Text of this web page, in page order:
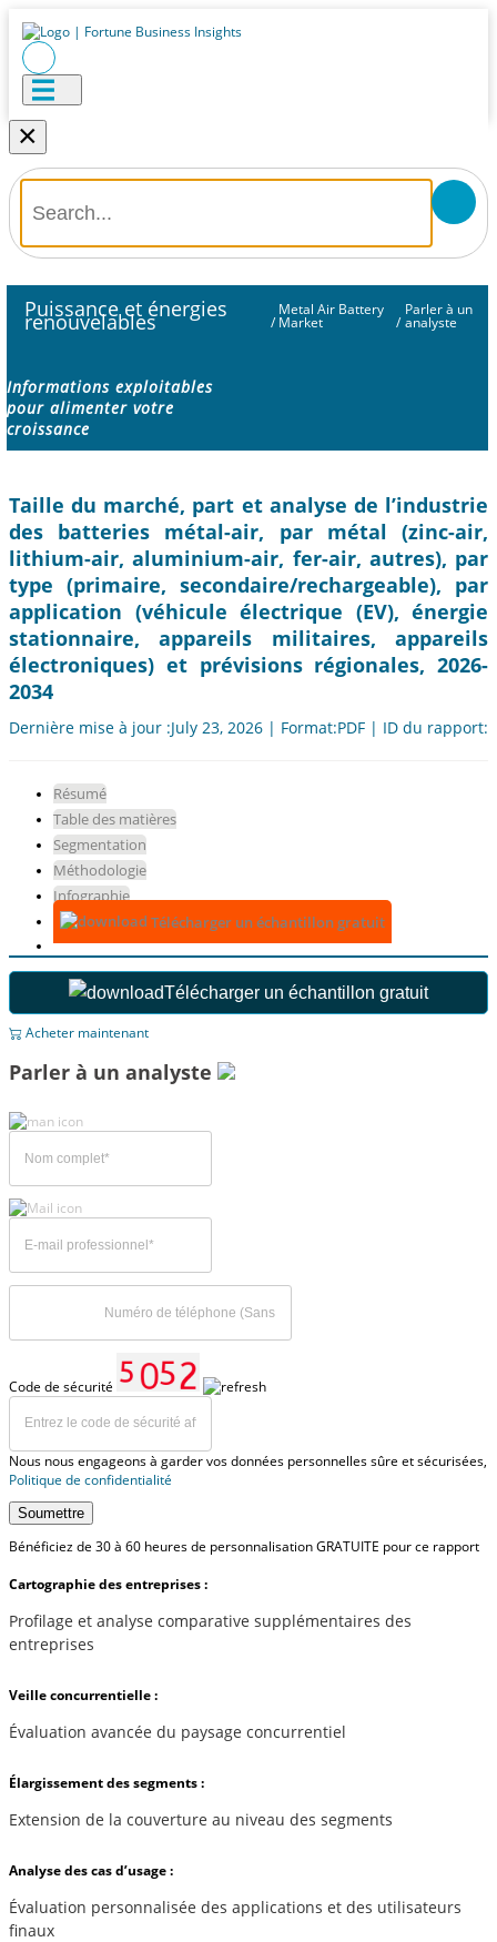
×
Puissance et énergies
renouvelables /
Metal Air Battery
Market /
Parler à un
analyste
Informations exploitables
pour alimenter votre
croissance
Taille du marché, part et analyse de l’industrie
des batteries métal-air, par métal (zinc-air,
lithium-air, aluminium-air, fer-air, autres), par
type (primaire, secondaire/rechargeable), par
application (véhicule électrique (EV), énergie
stationnaire, appareils militaires, appareils
électroniques) et prévisions régionales, 2026-
2034
Dernière mise à jour :July 23, 2026 | Format:PDF | ID du rapport:
Résumé
Table des matières
Segmentation
Méthodologie
Infographie
Télécharger un échantillon gratuit
Télécharger un échantillon gratuit
Acheter maintenant
Parler à un analyste
Code de sécurité
Nous nous engageons à garder vos données personnelles sûre et sécurisées,
Politique de confidentialité
Soumettre
Bénéficiez de 30 à 60 heures de personnalisation GRATUITE pour ce rapport
Cartographie des entreprises :
Profilage et analyse comparative supplémentaires des
entreprises
Veille concurrentielle :
Évaluation avancée du paysage concurrentiel
Élargissement des segments :
Extension de la couverture au niveau des segments
Analyse des cas d’usage :
Évaluation personnalisée des applications et des utilisateurs
finaux